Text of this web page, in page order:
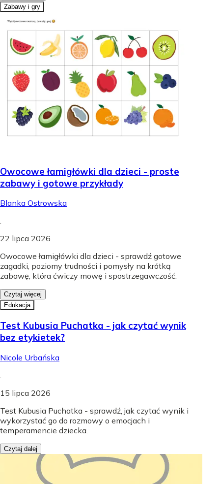
Zabawy i gry
Owocowe łamigłówki dla dzieci - proste
zabawy i gotowe przykłady
Blanka Ostrowska
.
22 lipca 2026
Owocowe łamigłówki dla dzieci - sprawdź gotowe
zagadki, poziomy trudności i pomysły na krótką
zabawę, która ćwiczy mowę i spostrzegawczość.
Czytaj więcej
Edukacja
Test Kubusia Puchatka - jak czytać wynik
bez etykietek?
Nicole Urbańska
15 lipca 2026
Test Kubusia Puchatka - sprawdź, jak czytać wynik i
wykorzystać go do rozmowy o emocjach i
temperamencie dziecka.
Czytaj dalej